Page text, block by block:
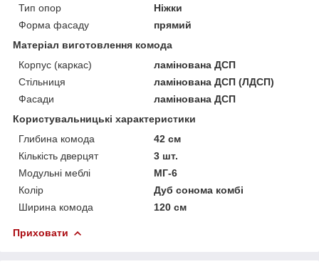
Тип опор
Ніжки
Форма фасаду
прямий
Матеріал виготовлення комода
Корпус (каркас)
ламінована ДСП
Стільниця
ламінована ДСП (ЛДСП)
Фасади
ламінована ДСП
Користувальницькі характеристики
Глибина комода
42 см
Кількість дверцят
3 шт.
Модульні меблі
МГ-6
Колір
Дуб сонома комбі
Ширина комода
120 см
Приховати